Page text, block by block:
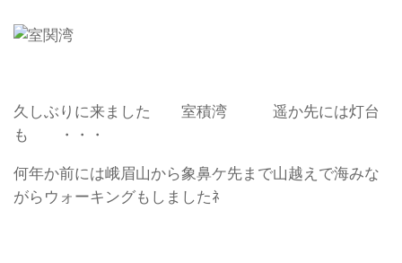
久しぶりに来ました 室積湾 遥か先には灯台
も ・・・
何年か前には峨眉山から象鼻ケ先まで山越えで海みな
がらウォーキングもしましたﾈ